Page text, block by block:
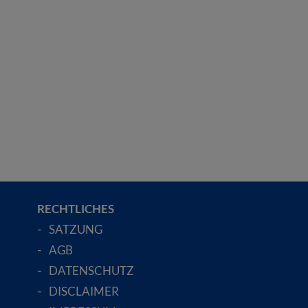
RECHTLICHES
SATZUNG
AGB
DATENSCHUTZ
DISCLAIMER